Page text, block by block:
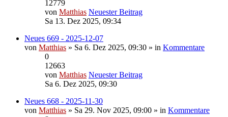
12779
von Matthias Neuester Beitrag
Sa 13. Dez 2025, 09:34
Neues 669 - 2025-12-07
von Matthias » Sa 6. Dez 2025, 09:30 » in Kommentare
0
12663
von Matthias Neuester Beitrag
Sa 6. Dez 2025, 09:30
Neues 668 - 2025-11-30
von Matthias » Sa 29. Nov 2025, 09:00 » in Kommentare